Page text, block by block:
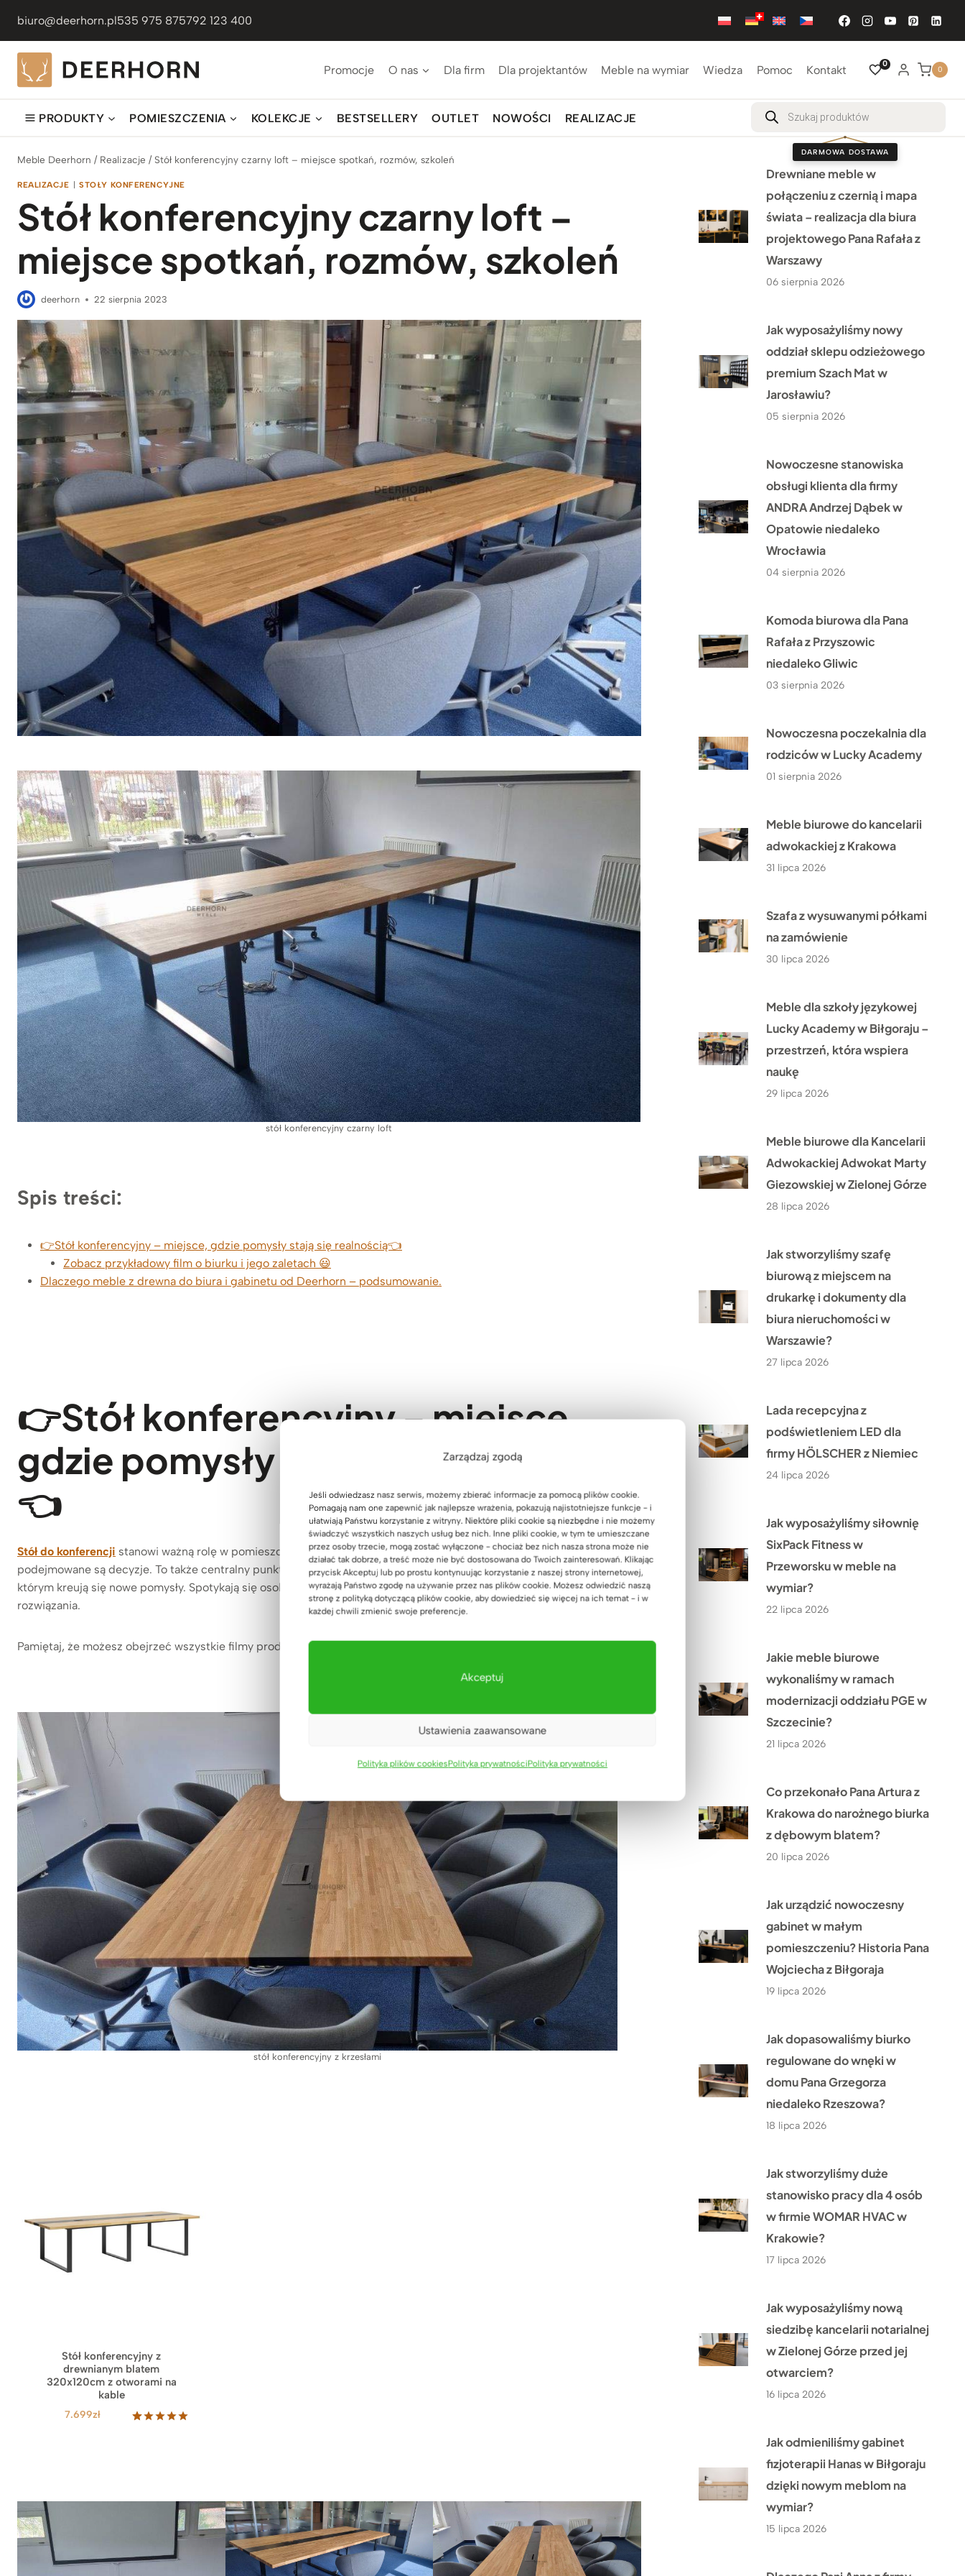
Zarządzaj zgodą
Jeśli odwiedzasz nasz serwis, możemy zbierać informacje za pomocą plików cookie.
Pomagają nam one zapewnić jak najlepsze wrażenia, pokazują najistotniejsze funkcje - i
ułatwiają Państwu korzystanie z witryny. Niektóre pliki cookie są niezbędne i nie możemy
świadczyć wszystkich naszych usług bez nich. Inne pliki cookie, w tym te umieszczane
przez osoby trzecie, mogą zostać wyłączone - chociaż bez nich nasza strona może nie
działać tak dobrze, a treść może nie być dostosowana do Twoich zainteresowań. Klikając
przycisk Akceptuj lub po prostu kontynuując korzystanie z naszej strony internetowej,
wyrażają Państwo zgodę na używanie przez nas plików cookie. Możesz odwiedzić naszą
stronę z polityką dotyczącą plików cookie, aby dowiedzieć się więcej na ich temat - i w
każdej chwili zmienić swoje preferencje.
Akceptuj
Ustawienia zaawansowane
Polityka plików cookiesPolityka prywatnościPolityka prywatności
treści
biuro@deerhorn.pl535 975 875792 123 400
Promocje O nas Dla firm Dla projektantów Meble na wymiar Wiedza Pomoc Kontakt 0
0
PRODUKTY POMIESZCZENIA KOLEKCJE BESTSELLERY OUTLET NOWOŚCI REALIZACJE
Wyszukiwarka
produktów
DARMOWA DOSTAWA
Meble Deerhorn / Realizacje / Stół konferencyjny czarny loft – miejsce spotkań, rozmów, szkoleń
REALIZACJE | STOŁY KONFERENCYJNE
Stół konferencyjny czarny loft –
miejsce spotkań, rozmów, szkoleń
deerhorn 22 sierpnia 2023
stół konferencyjny czarny loft
Spis treści:
👉Stół konferencyjny – miejsce, gdzie pomysły stają się realnością👈
Zobacz przykładowy film o biurku i jego zaletach 😃
Dlaczego meble z drewna do biura i gabinetu od Deerhorn – podsumowanie.
👉Stół konferencyjny – miejsce,
gdzie pomysły stają się realnością
👈
Stół do konferencji stanowi ważną rolę w pomieszczeniu. Wokół niego skupiają się dyskusje, szkolenia, spotkania,
podejmowane są decyzje. To także centralny punkt przyciągający uwagę uczestników. Przede wszystkim to miejsce, w
którym kreują się nowe pomysły. Spotykają się osoby, aby skonfrontować swoje plany, pomysły i budować konkretne
rozwiązania.
Pamiętaj, że możesz obejrzeć wszystkie filmy produktowe na naszym kanale 👉
stół konferencyjny z krzesłami
Stół konferencyjny z
drewnianym blatem
320x120cm z otworami na
kable
7.699zł
Drewniane meble w
połączeniu z czernią i mapa
świata – realizacja dla biura
projektowego Pana Rafała z
Warszawy
06 sierpnia 2026
Jak wyposażyliśmy nowy
oddział sklepu odzieżowego
premium Szach Mat w
Jarosławiu?
05 sierpnia 2026
Nowoczesne stanowiska
obsługi klienta dla firmy
ANDRA Andrzej Dąbek w
Opatowie niedaleko
Wrocławia
04 sierpnia 2026
Komoda biurowa dla Pana
Rafała z Przyszowic
niedaleko Gliwic
03 sierpnia 2026
Nowoczesna poczekalnia dla
rodziców w Lucky Academy
01 sierpnia 2026
Meble biurowe do kancelarii
adwokackiej z Krakowa
31 lipca 2026
Szafa z wysuwanymi półkami
na zamówienie
30 lipca 2026
Meble dla szkoły językowej
Lucky Academy w Biłgoraju –
przestrzeń, która wspiera
naukę
29 lipca 2026
Meble biurowe dla Kancelarii
Adwokackiej Adwokat Marty
Giezowskiej w Zielonej Górze
28 lipca 2026
Jak stworzyliśmy szafę
biurową z miejscem na
drukarkę i dokumenty dla
biura nieruchomości w
Warszawie?
27 lipca 2026
Lada recepcyjna z
podświetleniem LED dla
firmy HÖLSCHER z Niemiec
24 lipca 2026
Jak wyposażyliśmy siłownię
SixPack Fitness w
Przeworsku w meble na
wymiar?
22 lipca 2026
Jakie meble biurowe
wykonaliśmy w ramach
modernizacji oddziału PGE w
Szczecinie?
21 lipca 2026
Co przekonało Pana Artura z
Krakowa do narożnego biurka
z dębowym blatem?
20 lipca 2026
Jak urządzić nowoczesny
gabinet w małym
pomieszczeniu? Historia Pana
Wojciecha z Biłgoraja
19 lipca 2026
Jak dopasowaliśmy biurko
regulowane do wnęki w
domu Pana Grzegorza
niedaleko Rzeszowa?
18 lipca 2026
Jak stworzyliśmy duże
stanowisko pracy dla 4 osób
w firmie WOMAR HVAC w
Krakowie?
17 lipca 2026
Jak wyposażyliśmy nową
siedzibę kancelarii notarialnej
w Zielonej Górze przed jej
otwarciem?
16 lipca 2026
Jak odmieniliśmy gabinet
fizjoterapii Hanas w Biłgoraju
dzięki nowym meblom na
wymiar?
15 lipca 2026